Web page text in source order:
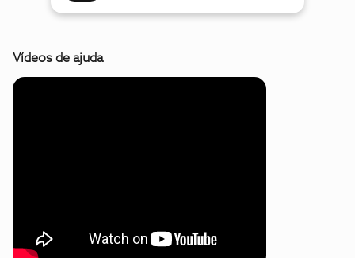
Vídeos de ajuda